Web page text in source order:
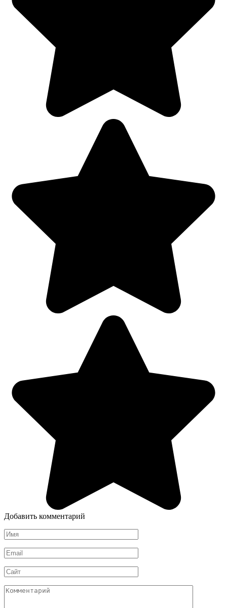
Добавить комментарий
Имя
*
Email
*
Сайт
Комментарий